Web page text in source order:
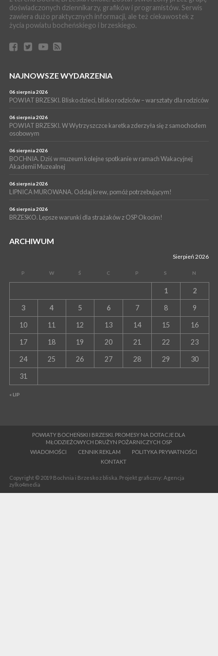
muzyki [PROGRAM KONCERTÓW]
SPORT
BOCHNIA. W niedzielę XXXII Memoriałowy Bieg Majora Bacy!
MAŁOPOLSKA. Liczba stulatków wciąż rośnie
04 sierpnia 2026
Codzienne nawyki, które wspierają zdrowie dziecka na dłużej
doświadczonych dziennikarzy, grafików i programistów. Serwis
zawiera dużo praktycznych informacji, ale też ciekawostek z
życia powiatu bocheńskiego i brzeskiego.
NAJNOWSZE WYDARZENIA
06 sierpnia 2026
POWIAT BRZESKI. Blisko dzieci, blisko rodziców – warsztaty dla rodziców
06 sierpnia 2026
POWIAT BRZESKI. W Wytrzyszczce karetka zderzyła się z samochodem
osobowym
06 sierpnia 2026
BOCHNIA. Dziś w muzeum kolejne spotkanie w ramach Wakacyjnej
Akademii Muzealnej
06 sierpnia 2026
LIPNICA MUROWANA. Oddaj krew, pomóż potrzebującym!
06 sierpnia 2026
BRZESKO. Lepsze warunki dla strażaków z OSP Okocim!
ARCHIWUM
Sierpień 2026
P W Ś C P S N
« LIP
1 2
3 4 5 6 7 8 9
10 11 12 13 14 15 16
17 18 19 20 21 22 23
24 25 26 27 28 29 30
31
POWIATY BOCHEŃSKI I BRZESKI. PROMESY NA DOTACJE DLA
MŁODZIEŻOWYCH DRUŻYN POŻARNICZYCH OSP
WIADOMOŚCI
CENNIK REKLAM
POLITYKA PRYWATNOŚCI
KONTAKT
Copyright © 2019 Bochnia i Brzesko z bliska. Projekt graficzny: Agencja
zylko4media